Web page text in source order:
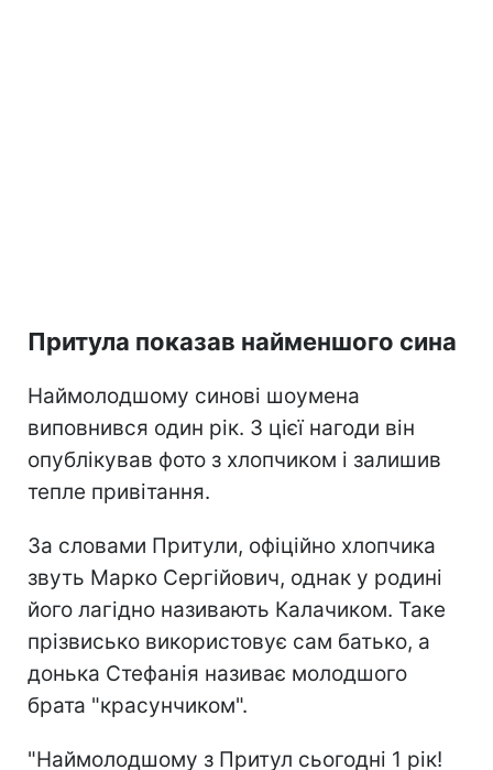
Притула показав найменшого сина
Наймолодшому синові шоумена
виповнився один рік. З цієї нагоди він
опублікував фото з хлопчиком і залишив
тепле привітання.
За словами Притули, офіційно хлопчика
звуть Марко Сергійович, однак у родині
його лагідно називають Калачиком. Таке
прізвисько використовує сам батько, а
донька Стефанія називає молодшого
брата "красунчиком".
"Наймолодшому з Притул сьогодні 1 рік!